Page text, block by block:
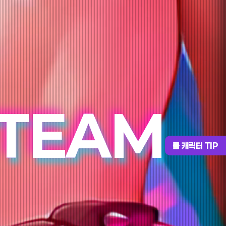
롤 캐릭터 TIP